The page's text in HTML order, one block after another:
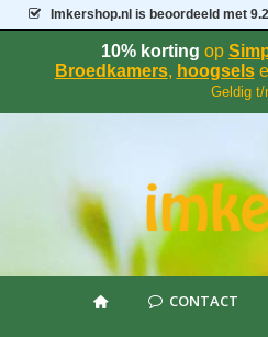
Imkershop.nl is beoordeeld met 9.2
10% korting op
Broedkamers, hoogsels
Geldig t/
CONTACT